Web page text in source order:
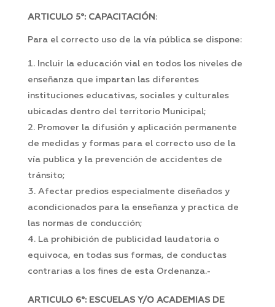
ARTICULO 5°: CAPACITACIÓN :
Para el correcto uso de la vía pública se dispone:
Incluir la educación vial en todos los niveles de
enseñanza que impartan las diferentes
instituciones educativas, sociales y culturales
ubicadas dentro del territorio Municipal;
Promover la difusión y aplicación permanente
de medidas y formas para el correcto uso de la
vía publica y la prevención de accidentes de
tránsito;
Afectar predios especialmente diseñados y
acondicionados para la enseñanza y practica de
las normas de conducción;
La prohibición de publicidad laudatoria o
equivoca, en todas sus formas, de conductas
contrarias a los fines de esta Ordenanza.-
ARTICULO 6°: ESCUELAS Y/O ACADEMIAS DE